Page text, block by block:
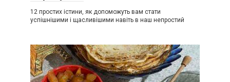
12 простих істини, як допоможуть вам стати
успішнішими і щасливішими навіть в наш непростий